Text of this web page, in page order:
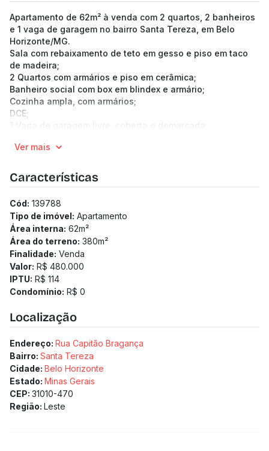
Apartamento de 62m² à venda com 2 quartos, 2 banheiros
e 1 vaga de garagem no bairro Santa Tereza, em Belo
Horizonte/MG.
Sala com rebaixamento de teto em gesso e piso em taco
de madeira;
2 Quartos com armários e piso em cerâmica;
Banheiro social com box em blindex e armário;
Cozinha ampla, com armários;
DCE;
1 Vaga de garagem livre, coberta e demarcada;
Condomínio com água inclusa.
Solicitamos a confirmação com nossa equipe).
Ver mais
Características
Cód: 139788
Tipo de imóvel: Apartamento
Área interna: 62m²
Área do terreno: 380m²
Finalidade: Venda
Valor: R$ 480.000
IPTU: R$ 114
Condomínio: R$ 0
Localização
Endereço: Rua Capitão Bragança
Bairro: Santa Tereza
Cidade: Belo Horizonte
Estado: Minas Gerais
CEP: 31010-470
Região: Leste